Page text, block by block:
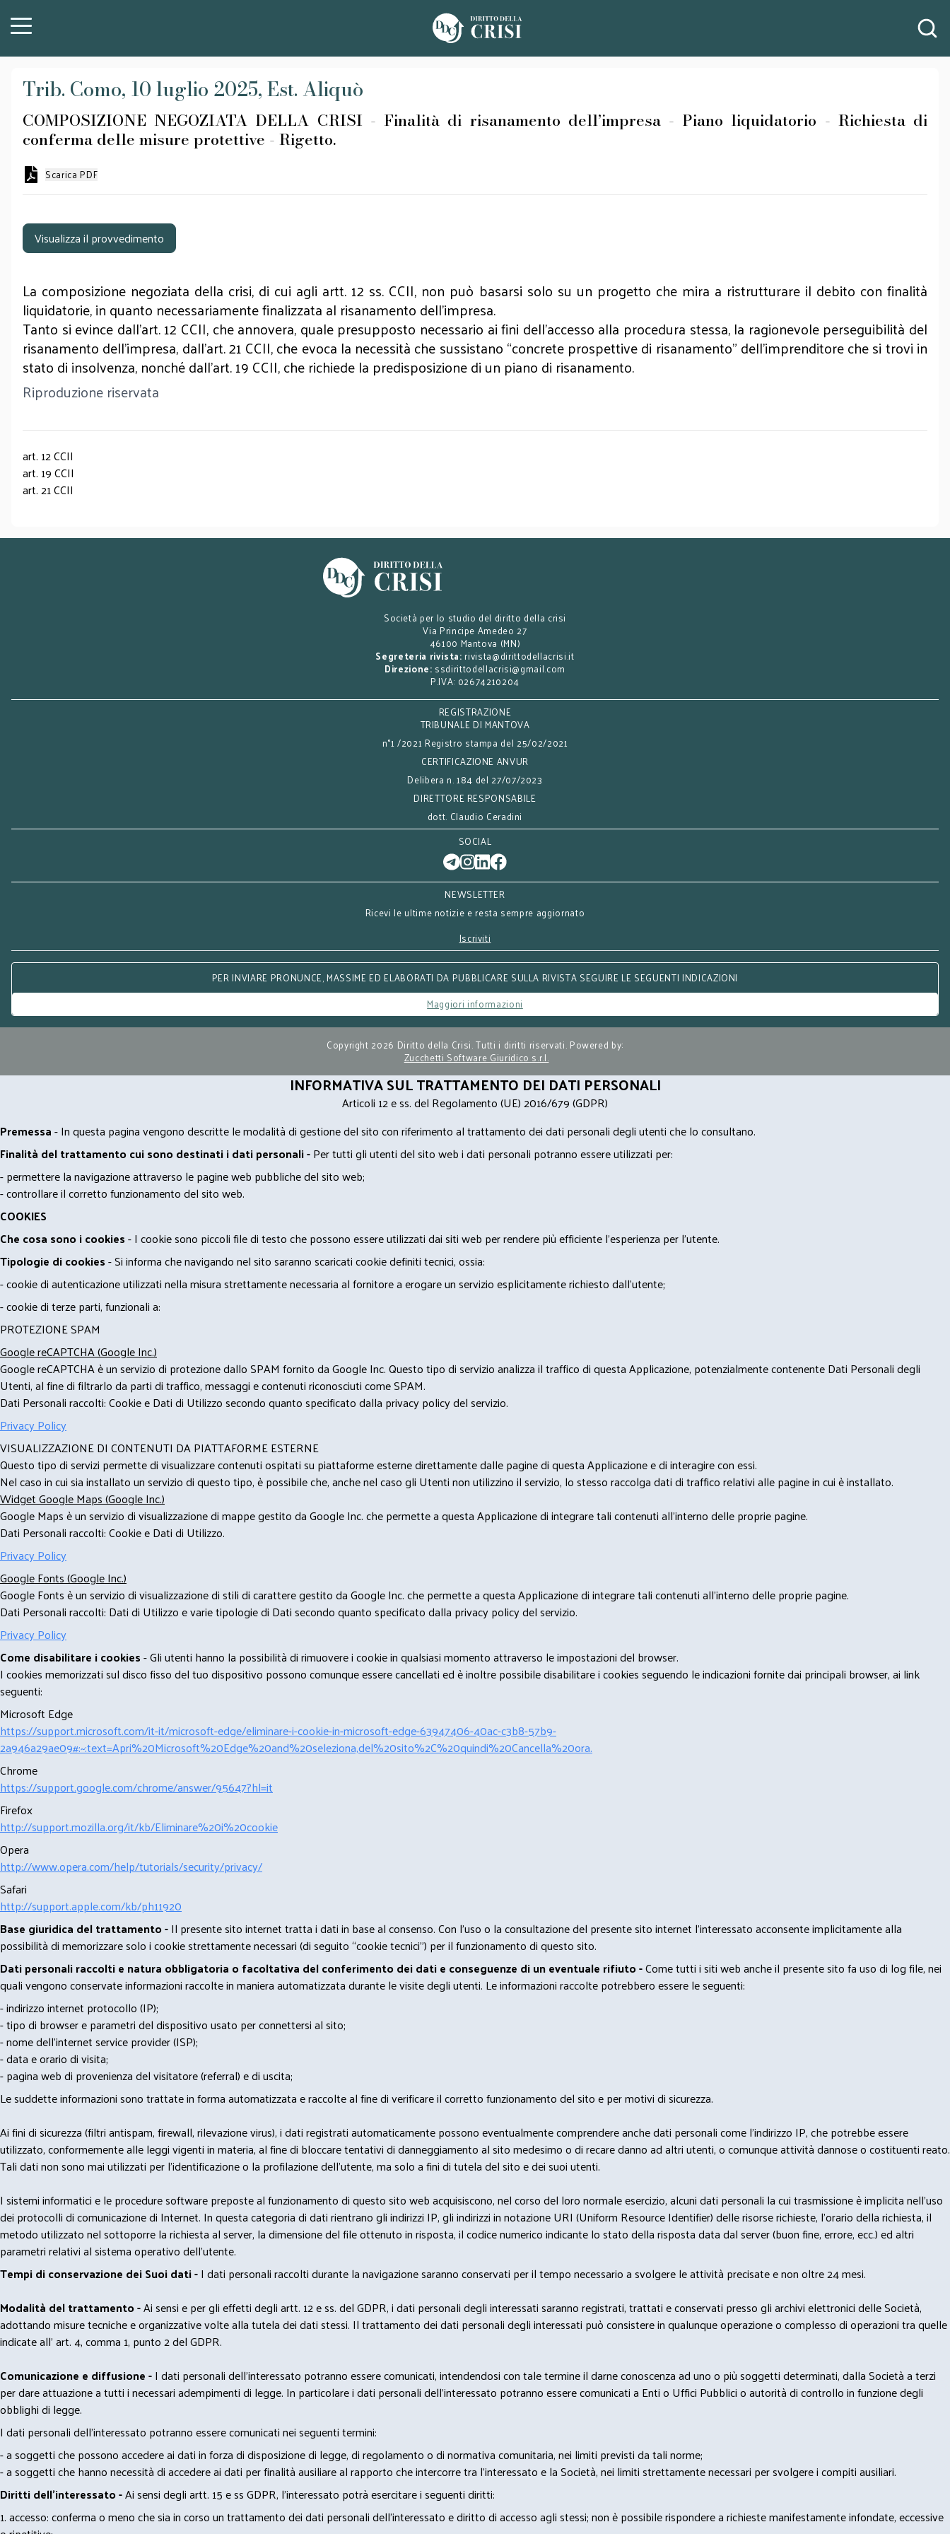
Trib. Como, 10 luglio 2025, Est. Aliquò
COMPOSIZIONE NEGOZIATA DELLA CRISI - Finalità di risanamento dell’impresa - Piano liquidatorio - Richiesta di
conferma delle misure protettive - Rigetto.
Scarica PDF
Visualizza il provvedimento
La composizione negoziata della crisi, di cui agli artt. 12 ss. CCII, non può basarsi solo su un progetto che mira a ristrutturare il debito con finalità
liquidatorie, in quanto necessariamente finalizzata al risanamento dell’impresa.
Tanto si evince dall’art. 12 CCII, che annovera, quale presupposto necessario ai fini dell’accesso alla procedura stessa, la ragionevole perseguibilità del
risanamento dell’impresa, dall’art. 21 CCII, che evoca la necessità che sussistano “concrete prospettive di risanamento” dell’imprenditore che si trovi in
stato di insolvenza, nonché dall’art. 19 CCII, che richiede la predisposizione di un piano di risanamento.
Riproduzione riservata
art. 12 CCII
art. 19 CCII
art. 21 CCII
Società per lo studio del diritto della crisi
Via Principe Amedeo 27
46100 Mantova (MN)
Segreteria rivista: rivista@dirittodellacrisi.it
Direzione: ssdirittodellacrisi@gmail.com
P.IVA: 02674210204
REGISTRAZIONE
TRIBUNALE DI MANTOVA
n°1 /2021 Registro stampa del 25/02/2021
CERTIFICAZIONE ANVUR
Delibera n. 184 del 27/07/2023
DIRETTORE RESPONSABILE
dott. Claudio Ceradini
SOCIAL
NEWSLETTER
Ricevi le ultime notizie e resta sempre aggiornato
Iscriviti
PER INVIARE PRONUNCE, MASSIME ED ELABORATI DA PUBBLICARE SULLA RIVISTA SEGUIRE LE SEGUENTI INDICAZIONI
Maggiori informazioni
Copyright 2026 Diritto della Crisi. Tutti i diritti riservati. Powered by:
Zucchetti Software Giuridico s.r.l.
INFORMATIVA SUL TRATTAMENTO DEI DATI PERSONALI
Articoli 12 e ss. del Regolamento (UE) 2016/679 (GDPR)
Premessa- In questa pagina vengono descritte le modalità di gestione del sito con riferimento al trattamento dei dati personali degli utenti che lo consultano.
Finalità del trattamento cui sono destinati i dati personali -Per tutti gli utenti del sito web i dati personali potranno essere utilizzati per:
- permettere la navigazione attraverso le pagine web pubbliche del sito web;
- controllare il corretto funzionamento del sito web.
COOKIES
Che cosa sono i cookies- I cookie sono piccoli file di testo che possono essere utilizzati dai siti web per rendere più efficiente l'esperienza per l'utente.
Tipologie di cookies- Si informa che navigando nel sito saranno scaricati cookie definiti tecnici, ossia:
- cookie di autenticazione utilizzati nella misura strettamente necessaria al fornitore a erogare un servizio esplicitamente richiesto dall'utente;
- cookie di terze parti, funzionali a:
PROTEZIONE SPAM
Google reCAPTCHA (Google Inc.)
Google reCAPTCHA è un servizio di protezione dallo SPAM fornito da Google Inc. Questo tipo di servizio analizza il traffico di questa Applicazione, potenzialmente contenente Dati Personali degli
Utenti, al fine di filtrarlo da parti di traffico, messaggi e contenuti riconosciuti come SPAM.
Dati Personali raccolti: Cookie e Dati di Utilizzo secondo quanto specificato dalla privacy policy del servizio.
Privacy Policy
VISUALIZZAZIONE DI CONTENUTI DA PIATTAFORME ESTERNE
Questo tipo di servizi permette di visualizzare contenuti ospitati su piattaforme esterne direttamente dalle pagine di questa Applicazione e di interagire con essi.
Nel caso in cui sia installato un servizio di questo tipo, è possibile che, anche nel caso gli Utenti non utilizzino il servizio, lo stesso raccolga dati di traffico relativi alle pagine in cui è installato.
Widget Google Maps (Google Inc.)
Google Maps è un servizio di visualizzazione di mappe gestito da Google Inc. che permette a questa Applicazione di integrare tali contenuti all'interno delle proprie pagine.
Dati Personali raccolti: Cookie e Dati di Utilizzo.
Privacy Policy
Google Fonts (Google Inc.)
Google Fonts è un servizio di visualizzazione di stili di carattere gestito da Google Inc. che permette a questa Applicazione di integrare tali contenuti all'interno delle proprie pagine.
Dati Personali raccolti: Dati di Utilizzo e varie tipologie di Dati secondo quanto specificato dalla privacy policy del servizio.
Privacy Policy
Come disabilitare i cookies- Gli utenti hanno la possibilità di rimuovere i cookie in qualsiasi momento attraverso le impostazioni del browser.
I cookies memorizzati sul disco fisso del tuo dispositivo possono comunque essere cancellati ed è inoltre possibile disabilitare i cookies seguendo le indicazioni fornite dai principali browser, ai link
seguenti:
Microsoft Edge
https://support.microsoft.com/it-it/microsoft-edge/eliminare-i-cookie-in-microsoft-edge-63947406-40ac-c3b8-57b9-
2a946a29ae09#:~:text=Apri%20Microsoft%20Edge%20and%20seleziona,del%20sito%2C%20quindi%20Cancella%20ora.
Chrome
https://support.google.com/chrome/answer/95647?hl=it
Firefox
http://support.mozilla.org/it/kb/Eliminare%20i%20cookie
Opera
http://www.opera.com/help/tutorials/security/privacy/
Safari
http://support.apple.com/kb/ph11920
Base giuridica del trattamento -Il presente sito internet tratta i dati in base al consenso. Con l'uso o la consultazione del presente sito internet l’interessato acconsente implicitamente alla
possibilità di memorizzare solo i cookie strettamente necessari (di seguito “cookie tecnici”) per il funzionamento di questo sito.
Dati personali raccolti e natura obbligatoria o facoltativa del conferimento dei dati e conseguenze di un eventuale rifiuto -Come tutti i siti web anche il presente sito fa uso di log file, nei
quali vengono conservate informazioni raccolte in maniera automatizzata durante le visite degli utenti. Le informazioni raccolte potrebbero essere le seguenti:
- indirizzo internet protocollo (IP);
- tipo di browser e parametri del dispositivo usato per connettersi al sito;
- nome dell'internet service provider (ISP);
- data e orario di visita;
- pagina web di provenienza del visitatore (referral) e di uscita;
Le suddette informazioni sono trattate in forma automatizzata e raccolte al fine di verificare il corretto funzionamento del sito e per motivi di sicurezza.
Ai fini di sicurezza (filtri antispam, firewall, rilevazione virus), i dati registrati automaticamente possono eventualmente comprendere anche dati personali come l'indirizzo IP, che potrebbe essere
utilizzato, conformemente alle leggi vigenti in materia, al fine di bloccare tentativi di danneggiamento al sito medesimo o di recare danno ad altri utenti, o comunque attività dannose o costituenti reato.
Tali dati non sono mai utilizzati per l'identificazione o la profilazione dell'utente, ma solo a fini di tutela del sito e dei suoi utenti.
I sistemi informatici e le procedure software preposte al funzionamento di questo sito web acquisiscono, nel corso del loro normale esercizio, alcuni dati personali la cui trasmissione è implicita nell'uso
dei protocolli di comunicazione di Internet. In questa categoria di dati rientrano gli indirizzi IP, gli indirizzi in notazione URI (Uniform Resource Identifier) delle risorse richieste, l'orario della richiesta, il
metodo utilizzato nel sottoporre la richiesta al server, la dimensione del file ottenuto in risposta, il codice numerico indicante lo stato della risposta data dal server (buon fine, errore, ecc.) ed altri
parametri relativi al sistema operativo dell'utente.
Tempi di conservazione dei Suoi dati -I dati personali raccolti durante la navigazione saranno conservati per il tempo necessario a svolgere le attività precisate e non oltre 24 mesi.
Modalità del trattamento -Ai sensi e per gli effetti degli artt. 12 e ss. del GDPR, i dati personali degli interessati saranno registrati, trattati e conservati presso gli archivi elettronici delle Società,
adottando misure tecniche e organizzative volte alla tutela dei dati stessi. Il trattamento dei dati personali degli interessati può consistere in qualunque operazione o complesso di operazioni tra quelle
indicate all' art. 4, comma 1, punto 2 del GDPR.
Comunicazione e diffusione -I dati personali dell’interessato potranno essere comunicati, intendendosi con tale termine il darne conoscenza ad uno o più soggetti determinati, dalla Società a terzi
per dare attuazione a tutti i necessari adempimenti di legge. In particolare i dati personali dell’interessato potranno essere comunicati a Enti o Uffici Pubblici o autorità di controllo in funzione degli
obblighi di legge.
I dati personali dell’interessato potranno essere comunicati nei seguenti termini:
- a soggetti che possono accedere ai dati in forza di disposizione di legge, di regolamento o di normativa comunitaria, nei limiti previsti da tali norme;
- a soggetti che hanno necessità di accedere ai dati per finalità ausiliare al rapporto che intercorre tra l’interessato e la Società, nei limiti strettamente necessari per svolgere i compiti ausiliari.
Diritti dell’interessato -Ai sensi degli artt. 15 e ss GDPR, l’interessato potrà esercitare i seguenti diritti:
1. accesso: conferma o meno che sia in corso un trattamento dei dati personali dell’interessato e diritto di accesso agli stessi; non è possibile rispondere a richieste manifestamente infondate, eccessive